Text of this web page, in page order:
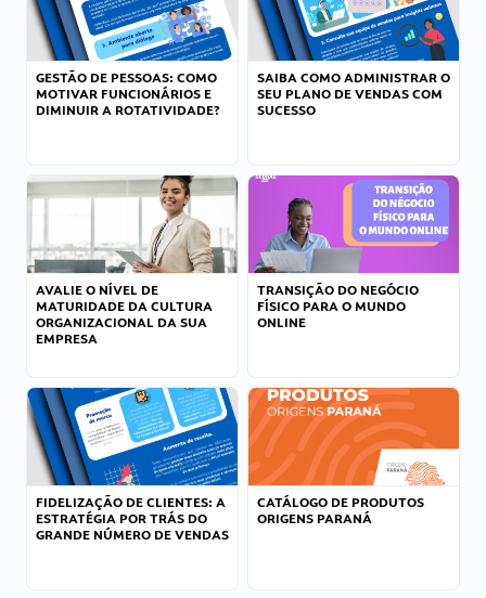
GESTÃO DE PESSOAS: COMO
MOTIVAR FUNCIONÁRIOS E
DIMINUIR A ROTATIVIDADE?
SAIBA COMO ADMINISTRAR O
SEU PLANO DE VENDAS COM
SUCESSO
AVALIE O NÍVEL DE
MATURIDADE DA CULTURA
ORGANIZACIONAL DA SUA
EMPRESA
TRANSIÇÃO DO NEGÓCIO
FÍSICO PARA O MUNDO
ONLINE
FIDELIZAÇÃO DE CLIENTES: A
ESTRATÉGIA POR TRÁS DO
GRANDE NÚMERO DE VENDAS
CATÁLOGO DE PRODUTOS
ORIGENS PARANÁ